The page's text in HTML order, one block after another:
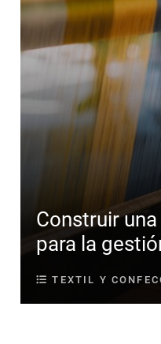
Construir
para la
TEXTIL Y